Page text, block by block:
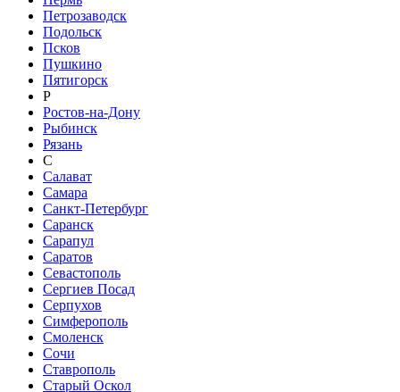
Петрозаводск
Подольск
Псков
Пушкино
Пятигорск
Р
Ростов-на-Дону
Рыбинск
Рязань
С
Салават
Самара
Санкт-Петербург
Саранск
Сарапул
Саратов
Севастополь
Сергиев Посад
Серпухов
Симферополь
Смоленск
Сочи
Ставрополь
Старый Оскол